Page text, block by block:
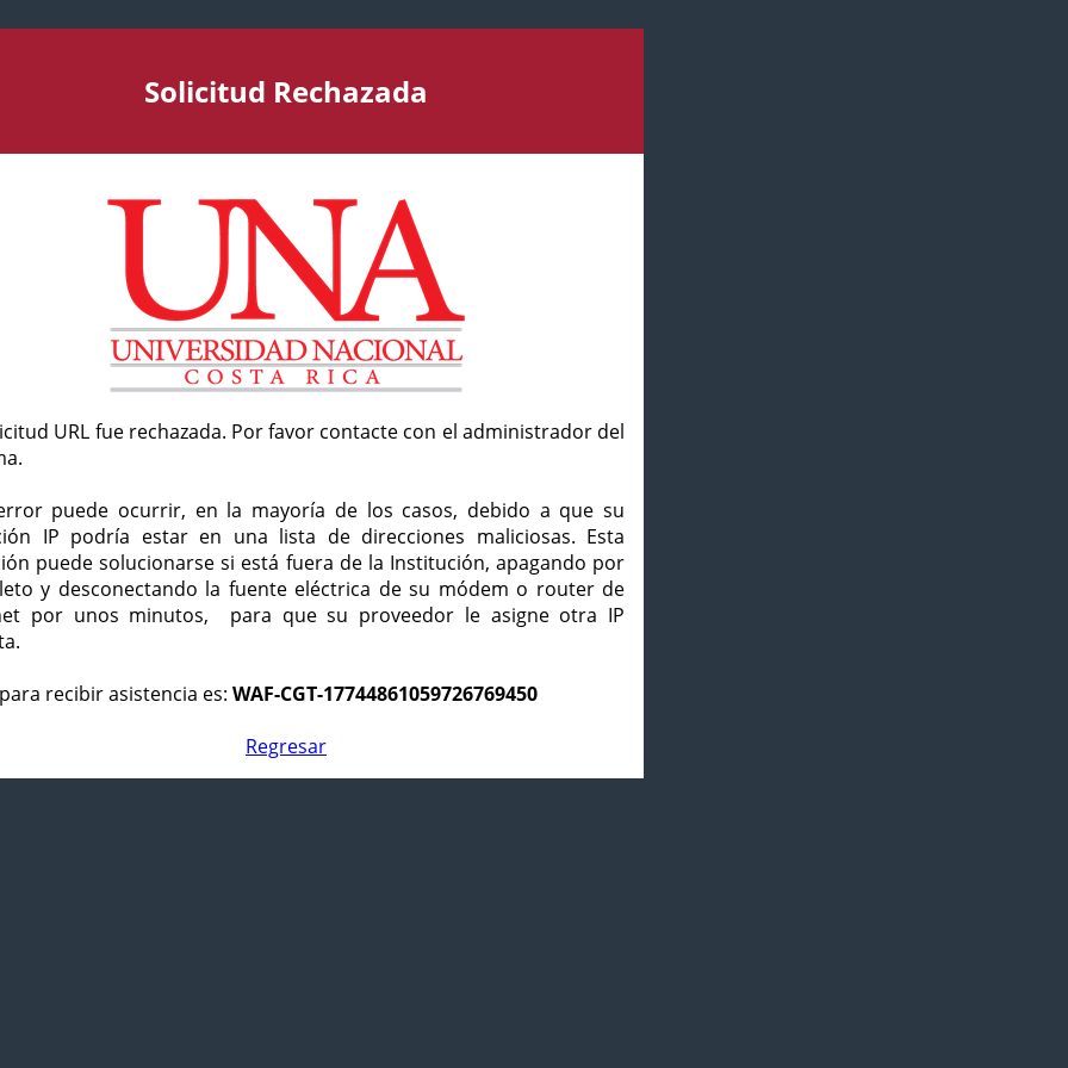
Solicitud Rechazada
URL fue rechazada. Por favor contacte con el administrador del
puede ocurrir, en la mayoría de los casos, debido a que su
IP podría estar en una lista de direcciones maliciosas. Esta
puede solucionarse si está fuera de la Institución, apagando por
y desconectando la fuente eléctrica de su módem o router de
por unos minutos, para que su proveedor le asigne otra IP
recibir asistencia es: WAF-CGT-17744861059726769450
Regresar